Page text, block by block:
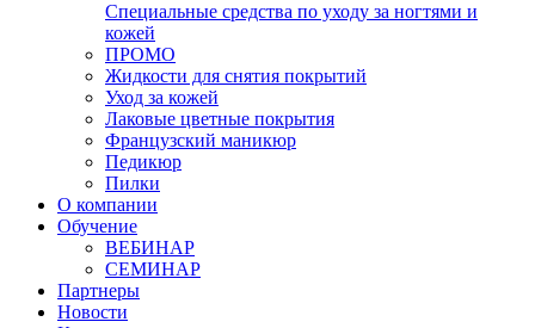
Специальные средства по уходу за ногтями и
кожей
ПРОМО
Жидкости для снятия покрытий
Уход за кожей
Лаковые цветные покрытия
Французский маникюр
Педикюр
Пилки
О компании
Обучение
ВЕБИНАР
СЕМИНАР
Партнеры
Новости